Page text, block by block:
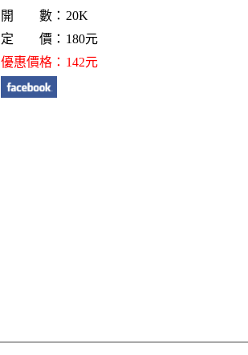
開 數：20K
定 價：180元
優惠價格：142元